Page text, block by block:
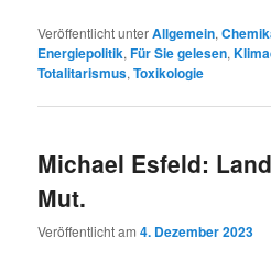
Veröffentlicht unterAllgemein,
Energiepolitik,Für Sie gelesen,
Totalitarismus,Toxikologie
Michael Esfeld:
Mut.
Veröffentlicht am4. Dezember 2023